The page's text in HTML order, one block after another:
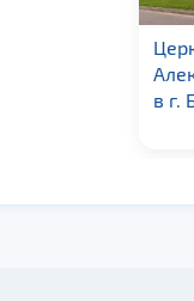
в г.